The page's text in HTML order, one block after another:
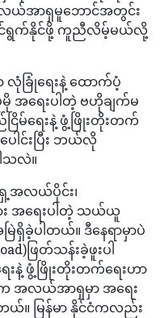
လယ်အာရှမူဘောင်အတွင်း
ာင်ရွက်နိုင်ဖို့ ကူညီလိမ့်မယ်လို့
ခြုံရေးနဲ့ ထောက်ပံ့
အရေးပါတဲ့ ဗဟိုချက်မ
ြိမ်ရေးနဲ့ ဖွံ့ဖြိုးတိုးတက်
ေါင်းပြီး ဘယ်လို
သလဲ။
အလယ်ပိုင်း၊
း အရေးပါတဲ့ သယ်ယူ
ရှိခဲ့ပါတယ်။ ဒီနေရာမှာပဲ
ဖြတ်သန်းခဲ့ဖူးပါ
းနဲ့ ဖွံ့ဖြိုးတိုးတက်ရေးဟာ
အလယ်အာရှမှာ အရေး
ယ်။ မြန်မာ နိုင်ငံကလည်း